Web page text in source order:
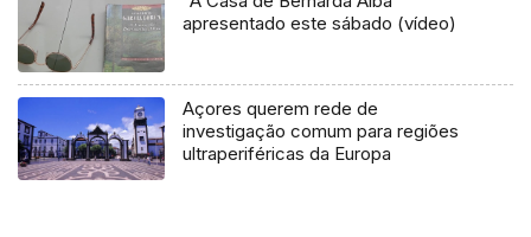
apresentado este sábado (vídeo)
Açores querem rede de
investigação comum para regiões
ultraperiféricas da Europa